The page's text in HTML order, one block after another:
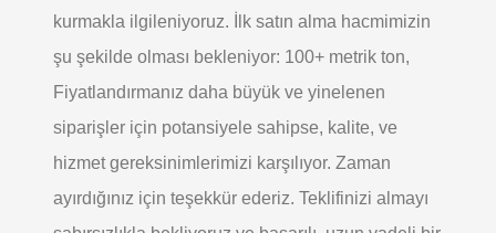
kurmakla ilgileniyoruz. İlk satın alma hacmimizin
şu şekilde olması bekleniyor: 100+ metrik ton,
Fiyatlandırmanız daha büyük ve yinelenen
siparişler için potansiyele sahipse, kalite, ve
hizmet gereksinimlerimizi karşılıyor. Zaman
ayırdığınız için teşekkür ederiz. Teklifinizi almayı